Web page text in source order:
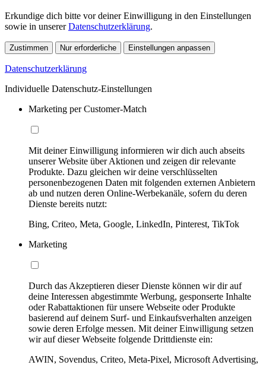
Erkundige dich bitte vor deiner Einwilligung in den Einstellungen
sowie in unsererDatenschutzerklärung.
Zustimmen Nur erforderliche Einstellungen anpassen
Datenschutzerklärung
Individuelle Datenschutz-Einstellungen
Marketing per Customer-Match
Mit deiner Einwilligung informieren wir dich auch abseits
unserer Website über Aktionen und zeigen dir relevante
Produkte. Dazu gleichen wir deine verschlüsselten
personenbezogenen Daten mit folgenden externen Anbietern
ab und nutzen deren Online-Werbekanäle, sofern du deren
Dienste bereits nutzt:
Bing, Criteo, Meta, Google, LinkedIn, Pinterest, TikTok
Marketing
Durch das Akzeptieren dieser Dienste können wir dir auf
deine Interessen abgestimmte Werbung, gesponserte Inhalte
oder Rabattaktionen für unsere Webseite oder Produkte
basierend auf deinem Surf- und Einkaufsverhalten anzeigen
sowie deren Erfolge messen. Mit deiner Einwilligung setzen
wir auf dieser Webseite folgende Drittdienste ein:
AWIN, Sovendus, Criteo, Meta-Pixel, Microsoft Advertising,